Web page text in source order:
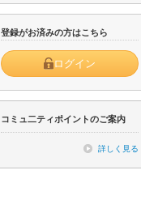
登録がお済みの方はこちら
ログイン
コミュ二ティポイントのご案内
詳しく見る